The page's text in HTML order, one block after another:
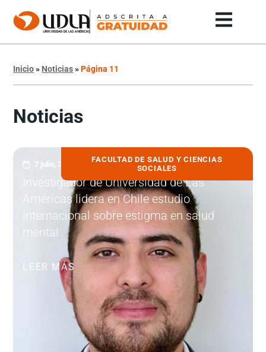
Inicio» Noticias»Página 11
Noticias
FACULTAD DE SALUD Y CIENCIAS
SOCIALES
7 julio, 2026
Investigador de Universidad de Las
Américas lidera en Chile estudio
internacional sobre estigma en salud
mental
LEER MÁS